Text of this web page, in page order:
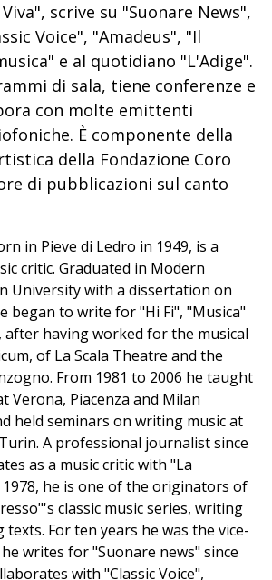
scrive su "Suonare News",
Voice", "Amadeus", "Il
e al quotidiano "L'Adige".
di sala, tiene conferenze e
con molte emittenti
È componente della
della Fondazione Coro
di pubblicazioni sul canto
in Pieve di Ledro in 1949, is a
critic. Graduated in Modern
University with a dissertation on
began to write for "Hi Fi", "Musica"
after having worked for the musical
of La Scala Theatre and the
From 1981 to 2006 he taught
Verona, Piacenza and Milan
held seminars on writing music at
A professional journalist since
as a music critic with "La
1978, he is one of the originators of
classic music series, writing
texts. For ten years he was the vice-
writes for "Suonare news" since
with "Classic Voice",